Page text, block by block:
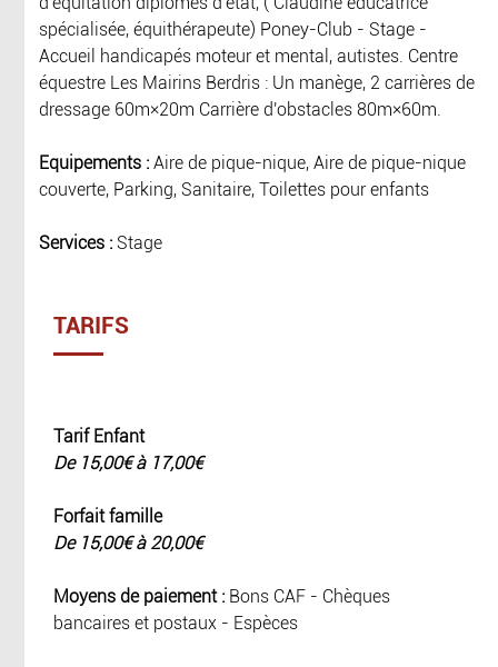
spécialisée, équithérapeute) Poney-Club - Stage -
Accueil handicapés moteur et mental, autistes. Centre
équestre Les Mairins Berdris : Un manège, 2 carrières de
dressage 60m×20m Carrière d'obstacles 80m×60m.
Equipements :Aire de pique-nique, Aire de pique-nique
couverte, Parking, Sanitaire, Toilettes pour enfants
Services :Stage
TARIFS
Tarif Enfant
De 15,00€ à 17,00€
Forfait famille
De 15,00€ à 20,00€
Moyens de paiement : Bons CAF - Chèques
bancaires et postaux - Espèces